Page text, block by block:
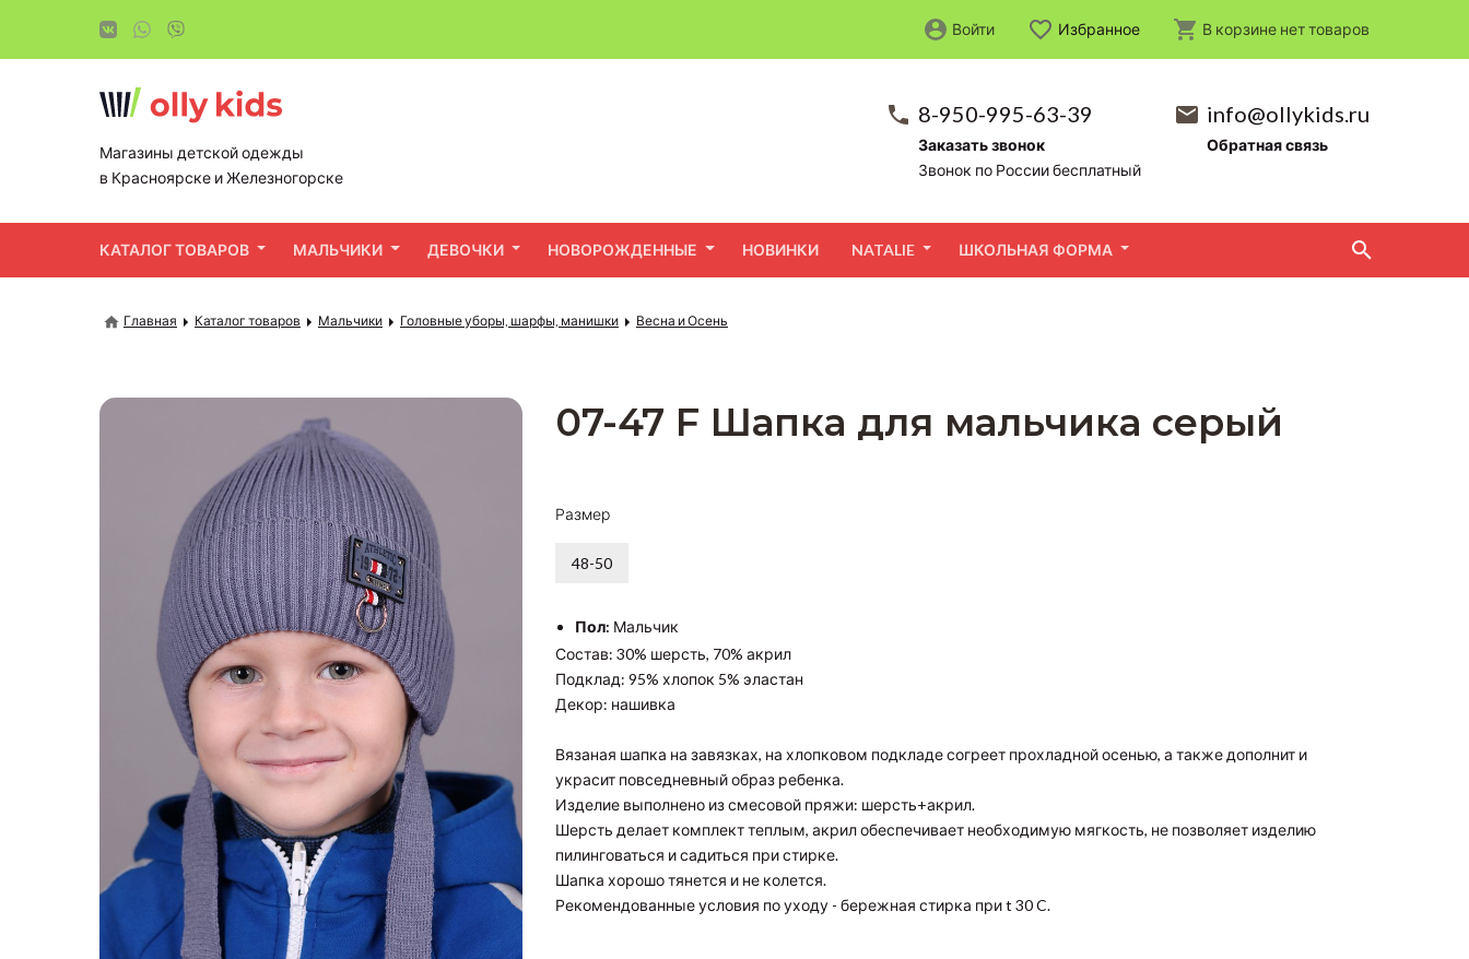
Магазины детской одежды
в Красноярске и Железногорске
8-950-995-63-39
Заказать звонок
Звонок по России бесплатный
info@ollykids.ru
Обратная связь
КАТАЛОГ ТОВАРОВ МАЛЬЧИКИ ДЕВОЧКИ НОВОРОЖДЕННЫЕ НОВИНКИ NATALIE ШКОЛЬНАЯ ФОРМА
Войти Избранное В корзине неттоваров
Главная Каталог товаров Мальчики Головные уборы, шарфы, манишки Весна и Осень
07-47 F Шапка для мальчика серый
Размер
48-50
Пол: Мальчик
Состав: 30% шерсть, 70% акрил
Подклад: 95% хлопок 5% эластан
Декор: нашивка
Вязаная шапка на завязках, на хлопковом подкладе согреет прохладной осенью, а также дополнит и
украсит повседневный образ ребенка.
Изделие выполнено из смесовой пряжи: шерсть+акрил.
Шерсть делает комплект теплым, акрил обеспечивает необходимую мягкость, не позволяет изделию
пилинговаться и садиться при стирке.
Шапка хорошо тянется и не колется.
Рекомендованные условия по уходу - бережная стирка при t 30 C.